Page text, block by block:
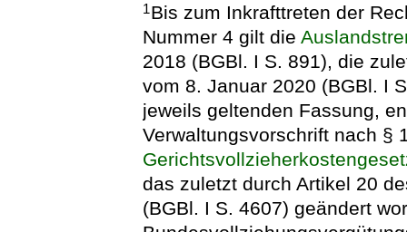
1Bis zum Inkrafttreten der
Nummer 4 gilt die
2018 (BGBl. I S. 891), die
vom 8. Januar 2020 (BGBl. I
jeweils geltenden Fassung,
Verwaltungsvorschrift nach §
das zuletzt durch Artikel 20
(BGBl. I S. 4607) geändert